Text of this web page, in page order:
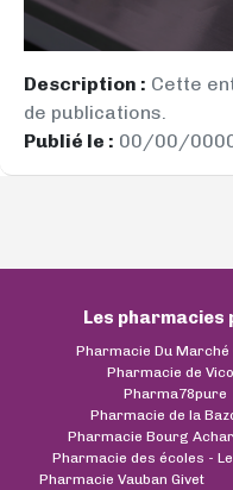
Description : Cette
de publications.
Publié le : 00/00/
Les pharmacies
Pharmacie Du Marché
Pharmacie de
Pharma78pure
Pharmacie de la
Pharmacie Bourg
Pharmacie des écoles -
Pharmacie Vauban Givet